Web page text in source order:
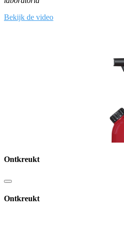
Bekijk de video
Ontkreukt
Ontkreukt